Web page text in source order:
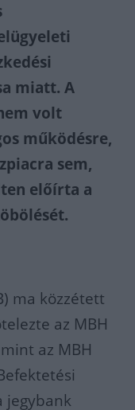
miatt. A
volt
működésre,
sem,
előírta a
ma közzétett
az MBH
az MBH
jegybank